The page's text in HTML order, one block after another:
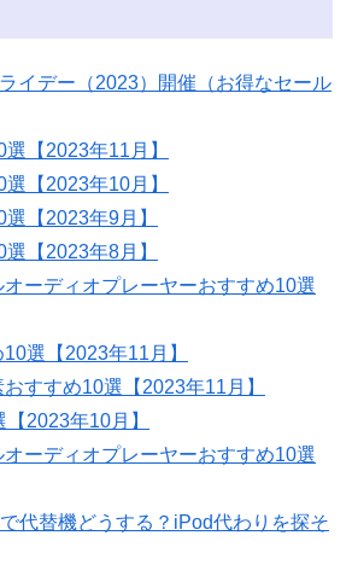
イデー（2023）開催（お得なセール
【2023年11月】
【2023年10月】
【2023年9月】
【2023年8月】
ーディオプレーヤーおすすめ10選
選【2023年11月】
すすめ10選【2023年11月】
2023年10月】
ーディオプレーヤーおすすめ10選
代替機どうする？iPod代わりを探そ